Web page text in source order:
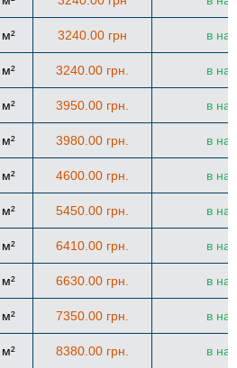
3240.00 грн в
3240.00 грн. в
3950.00 грн. в
3980.00 грн. в
4600.00 грн. в
5450.00 грн. в
6410.00 грн. в
6630.00 грн. в
7350.00 грн. в
8380.00 грн. в